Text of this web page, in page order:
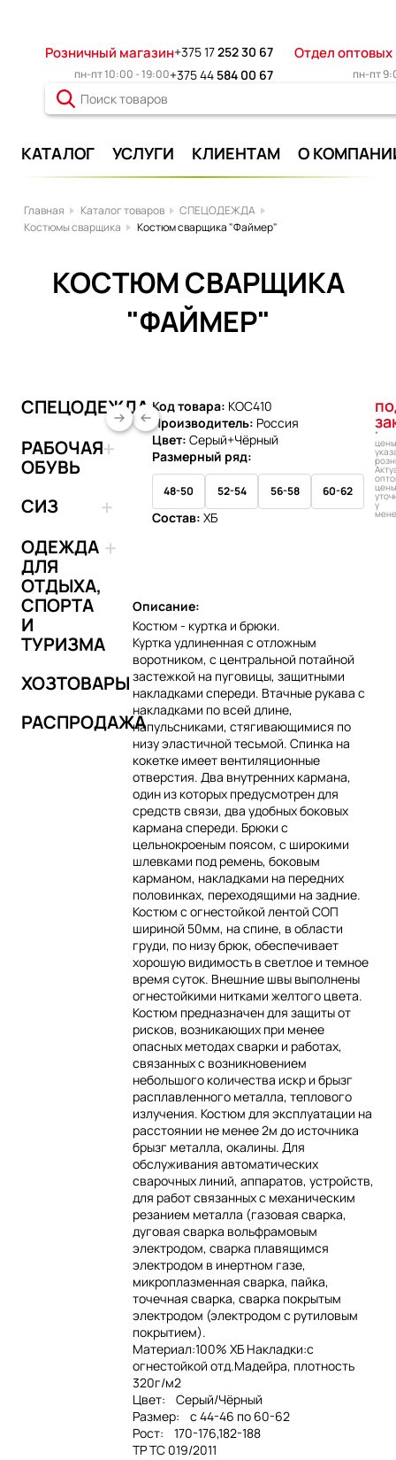
Розничный магазин+375 17252 30 67 Отдел
пн-пт 10:00 - 19:00+375 44 584 00 67 пн-пт
КАТАЛОГ УСЛУГИ КЛИЕНТАМ О
Главная Каталог товаров
СПЕЦОДЕЖДА
Костюмы сварщика
Костюм сварщика "Файмер"
КОСТЮМ СВАРЩИКА
"ФАЙМЕР"
СПЕЦОДЕЖДА
РАБОЧАЯ
ОБУВЬ
СИЗ
ОДЕЖДА
ДЛЯ
ОТДЫХА,
СПОРТА
И
ТУРИЗМА
ХОЗТОВАРЫ
РАСПРОДАЖА
Код товара: КОС410
Производитель: Россия
Цвет: Серый+Чёрный
Размерный ряд:
48-50 52-54 56-58 60-62
Состав: ХБ
*
цены
цены
у
Описание:
Костюм - куртка и брюки.
Куртка удлиненная с отложным
воротником, с центральной потайной
застежкой на пуговицы, защитными
накладками спереди. Втачные рукава с
накладками по всей длине,
напульсниками, стягивающимися по
низу эластичной тесьмой. Спинка на
кокетке имеет вентиляционные
отверстия. Два внутренних кармана,
один из которых предусмотрен для
средств связи, два удобных боковых
кармана спереди. Брюки с
цельнокроеным поясом, с широкими
шлевками под ремень, боковым
карманом, накладками на передних
половинках, переходящими на задние.
Костюм с огнестойкой лентой СОП
шириной 50мм, на спине, в области
груди, по низу брюк, обеспечивает
хорошую видимость в светлое и темное
время суток. Внешние швы выполнены
огнестойкими нитками желтого цвета.
Костюм предназначен для защиты от
рисков, возникающих при менее
опасных методах сварки и работах,
связанных с возникновением
небольшого количества искр и брызг
расплавленного металла, теплового
излучения. Костюм для эксплуатации на
расстоянии не менее 2м до источника
брызг металла, окалины. Для
обслуживания автоматических
сварочных линий, аппаратов, устройств,
для работ связанных с механическим
резанием металла (газовая сварка,
дуговая сварка вольфрамовым
электродом, сварка плавящимся
электродом в инертном газе,
микроплазменная сварка, пайка,
точечная сварка, сварка покрытым
электродом (электродом с рутиловым
покрытием).
Материал:100% ХБ Накладки:с
огнестойкой отд.Мадейра, плотность
320г/м2
Цвет: Серый/Чёрный
Размер: с 44-46 по 60-62
Рост: 170-176,182-188
ТР ТС 019/2011